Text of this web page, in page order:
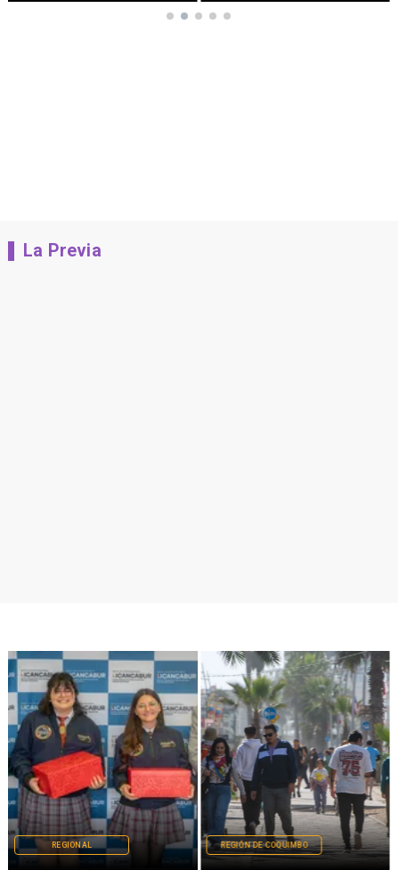
La Previa
REGIONAL REGIÓN DE COQUIMBO